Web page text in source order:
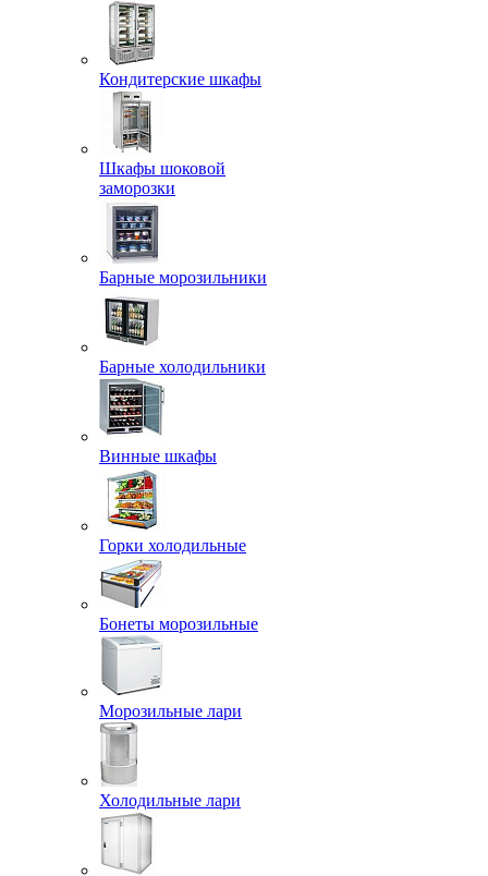
Кондитерские шкафы
Шкафы шоковой
заморозки
Барные морозильники
Барные холодильники
Винные шкафы
Горки холодильные
Бонеты морозильные
Морозильные лари
Холодильные лари